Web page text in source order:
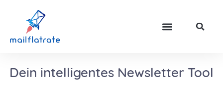
Dein intelligentes Newsletter Tool